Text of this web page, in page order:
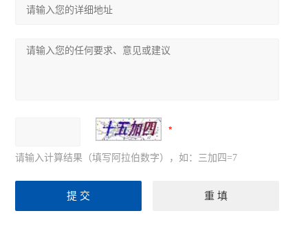
请输入计算结果（填写阿拉伯数字），如：三加四=7